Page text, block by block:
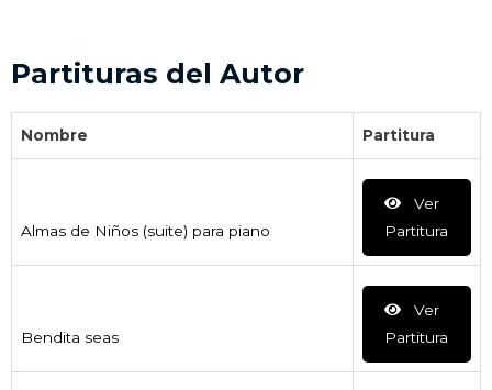
Partituras del Autor
Nombre Partitura
Almas de Niños (suite) para piano
Ver
Partitura
Bendita seas
Ver
Partitura